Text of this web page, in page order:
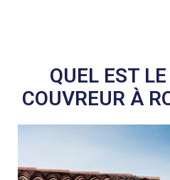
QUEL EST
COUVREUR À